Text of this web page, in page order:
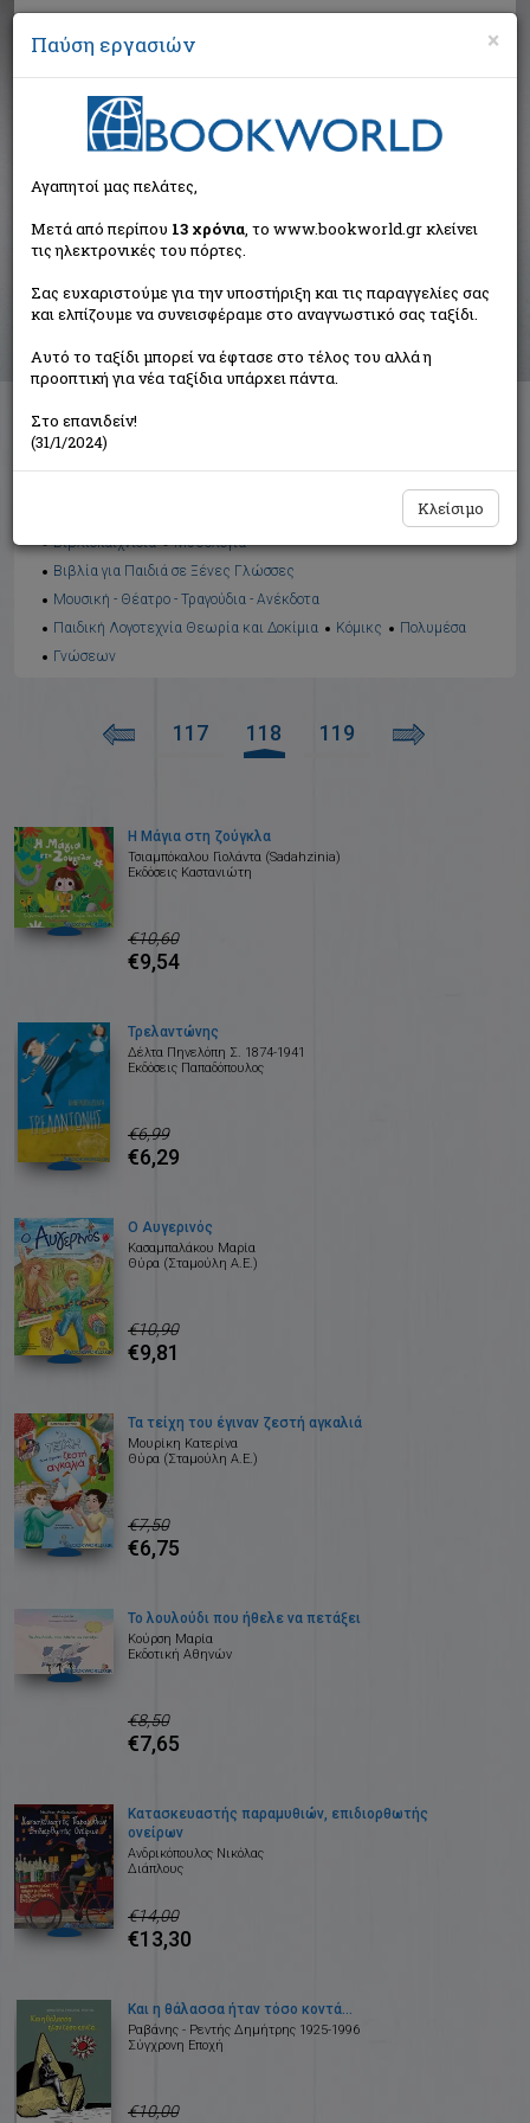
Αναζήτηση
Βιβλία στην κατηγορία
Παιδικά - Εφηβικά
Διαθέσιμες υποκατηγορίες
Εορταστικά - Επετειακά
Ημερολόγια - Λευκώματα
Βιβλιοπαιχνίδια
Μυθολογία
Βιβλία για Παιδιά σε Ξένες Γλώσσες
Μουσική - Θέατρο - Τραγούδια - Ανέκδοτα
Παιδική Λογοτεχνία Θεωρία και Δοκίμια
Κόμικς
Πολυμέσα
Γνώσεων
117 118 119
Η Μάγια στη ζούγκλα
Τσιαμπόκαλου Γιολάντα (Sadahzinia)
Εκδόσεις Καστανιώτη
€10,60
€9,54
Τρελαντώνης
Δέλτα Πηνελόπη Σ. 1874-1941
Εκδόσεις Παπαδόπουλος
€6,99
€6,29
Ο Αυγερινός
Κασαμπαλάκου Μαρία
Θύρα (Σταμούλη Α.Ε.)
€10,90
€9,81
Τα τείχη του έγιναν ζεστή αγκαλιά
Μουρίκη Κατερίνα
Θύρα (Σταμούλη Α.Ε.)
€7,50
€6,75
Το λουλούδι που ήθελε να πετάξει
Κούρση Μαρία
Εκδοτική Αθηνών
€8,50
€7,65
Κατασκευαστής παραμυθιών, επιδιορθωτής
ονείρων
Ανδρικόπουλος Νικόλας
Διάπλους
€14,00
€13,30
Και η θάλασσα ήταν τόσο κοντά...
Ραβάνης - Ρεντής Δημήτρης 1925-1996
Σύγχρονη Εποχή
€10,00
×
Παύση εργασιών
Αγαπητοί μας πελάτες,
Μετά από περίπου 13 χρόνια, το www.bookworld.gr κλείνει
τις ηλεκτρονικές του πόρτες.
Σας ευχαριστούμε για την υποστήριξη και τις παραγγελίες σας
και ελπίζουμε να συνεισφέραμε στο αναγνωστικό σας ταξίδι.
Αυτό το ταξίδι μπορεί να έφτασε στο τέλος του αλλά η
προοπτική για νέα ταξίδια υπάρχει πάντα.
Στο επανιδείν!
(31/1/2024)
Κλείσιμο